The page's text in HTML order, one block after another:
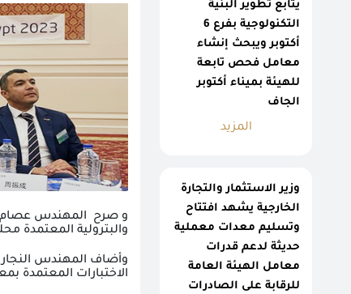
يتابع تطوير البنية
التكنولوجية بفرع 6
أكتوبر ويبحث إنشاء
معامل فحص تابعة
للهيئة بميناء أكتوبر
الجاف
المزيد
وزير الاستثمار والتجارة
الخارجية يشهد افتتاح
وتسليم معدات معملية
حديثة لدعم قدرات
معامل الهيئة العامة
للرقابة على الصادرات
و صرح
المهندس عصام
والبترولية المعتمدة
الاختبارات المعتمدة بمعامل الهيئة